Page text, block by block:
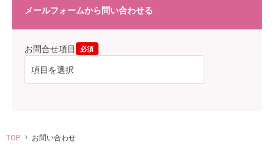
メールフォームから問い合わせる
お問合せ項目 必須
TOP お問い合わせ